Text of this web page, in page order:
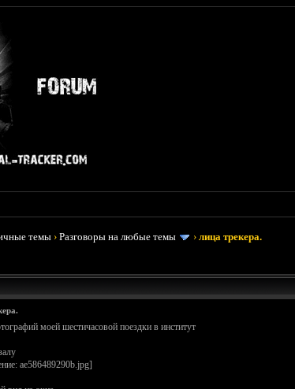
темы ›Разговоры на любые темы ›лица трекера.
моей шестичасовой поездки в институт